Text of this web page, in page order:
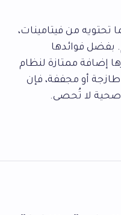
تحتويه من فيتامينات،
بفضل فوائدها
إضافة ممتازة لنظام
طازجة أو مجففة، فإن
صحية لا تُحصى.